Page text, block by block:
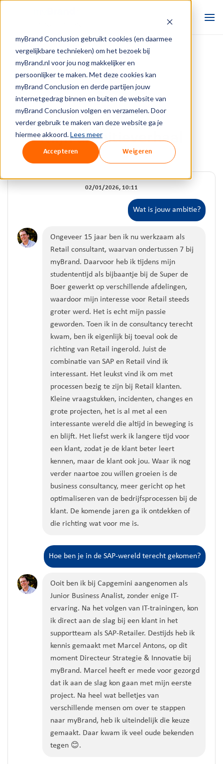
myBrand Conclusion gebruikt cookies (en daarmee
vergelijkbare technieken) om het bezoek bij
myBrand.nl voor jou nog makkelijker en
persoonlijker te maken. Met deze cookies kan
myBrand Conclusion en derde partijen jouw
internetgedrag binnen en buiten de website van
myBrand Conclusion volgen en verzamelen. Door
verder gebruik te maken van deze website ga je
hiermee akkoord.Lees meer
Accepteren Weigeren
MARK RIJERS
Mijn ambitieverhaal
02/01/2026, 10:11
Wat is jouw ambitie?
Ongeveer 15 jaar ben ik nu werkzaam als
Retail consultant, waarvan ondertussen 7 bij
myBrand. Daarvoor heb ik tijdens mijn
studententijd als bijbaantje bij de Super de
Boer gewerkt op verschillende afdelingen,
waardoor mijn interesse voor Retail steeds
groter werd. Het is echt mijn passie
geworden. Toen ik in de consultancy terecht
kwam, ben ik eigenlijk bij toeval ook de
richting van Retail ingerold. Juist de
combinatie van SAP en Retail vind ik
interessant. Het leukst vind ik om met
processen bezig te zijn bij Retail klanten.
Kleine vraagstukken, incidenten, changes en
grote projecten, het is al met al een
interessante wereld die altijd in beweging is
en blijft. Het liefst werk ik langere tijd voor
een klant, zodat je de klant beter leert
kennen, maar de klant ook jou. Waar ik nog
verder naartoe zou willen groeien is de
business consultancy, meer gericht op het
optimaliseren van de bedrijfsprocessen bij de
klant. De komende jaren ga ik ontdekken of
die richting wat voor me is.
Hoe ben je in de SAP-wereld terecht gekomen?
Ooit ben ik bij Capgemini aangenomen als
Junior Business Analist, zonder enige IT-
ervaring. Na het volgen van IT-trainingen, kon
ik direct aan de slag bij een klant in het
supportteam als SAP-Retailer. Destijds heb ik
kennis gemaakt met Marcel Antons, op dit
moment Directeur Strategie & Innovatie bij
myBrand. Marcel heeft er mede voor gezorgd
dat ik aan de slag kon gaan met mijn eerste
project. Na heel wat belletjes van
verschillende mensen om over te stappen
naar myBrand, heb ik uiteindelijk die keuze
gemaakt. Daar kwam ik veel oude bekenden
tegen 😊.